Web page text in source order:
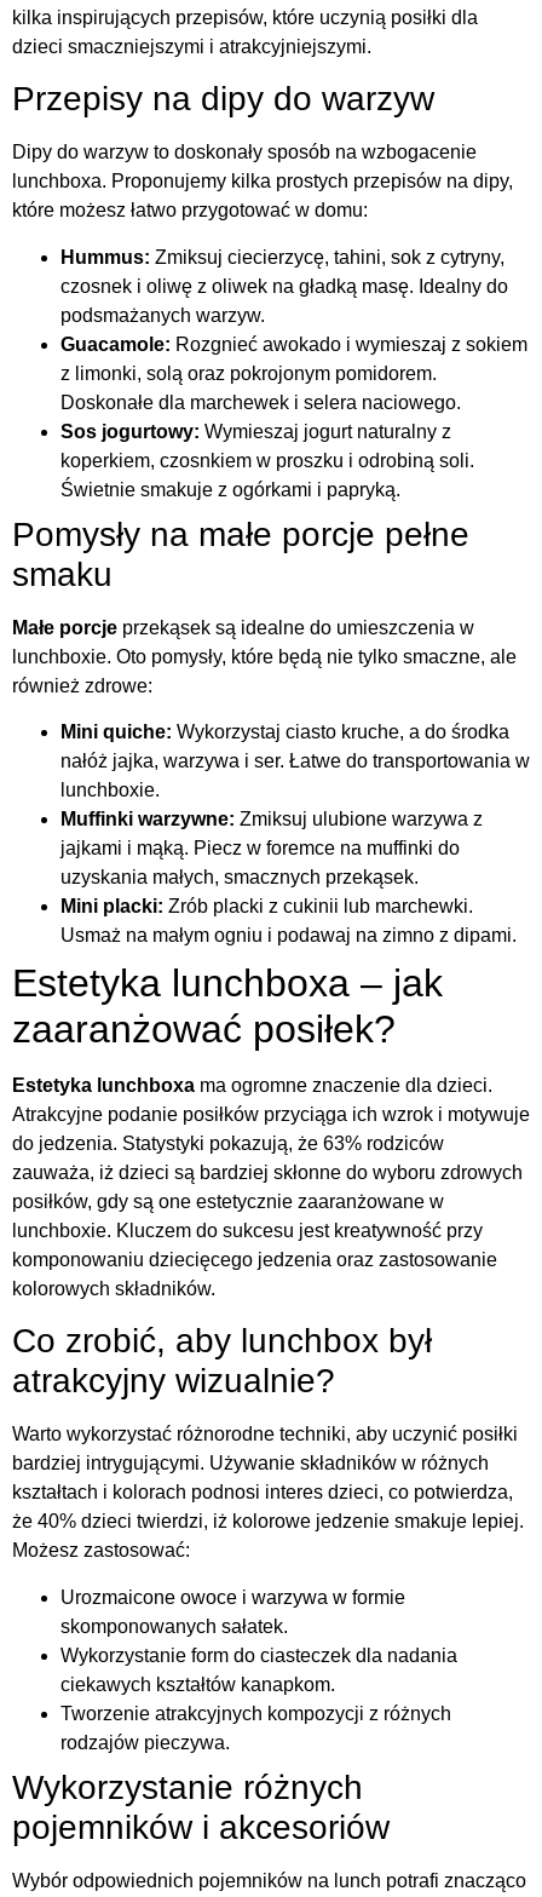
kilka inspirujących przepisów, które uczynią posiłki dla
dzieci smaczniejszymi i atrakcyjniejszymi.
Przepisy na dipy do warzyw
Dipy do warzyw to doskonały sposób na wzbogacenie
lunchboxa. Proponujemy kilka prostych przepisów na dipy,
które możesz łatwo przygotować w domu:
Hummus: Zmiksuj ciecierzycę, tahini, sok z cytryny,
czosnek i oliwę z oliwek na gładką masę. Idealny do
podsmażanych warzyw.
Guacamole: Rozgnieć awokado i wymieszaj z sokiem
z limonki, solą oraz pokrojonym pomidorem.
Doskonałe dla marchewek i selera naciowego.
Sos jogurtowy: Wymieszaj jogurt naturalny z
koperkiem, czosnkiem w proszku i odrobiną soli.
Świetnie smakuje z ogórkami i papryką.
Pomysły na małe porcje pełne
smaku
Małe porcje przekąsek są idealne do umieszczenia w
lunchboxie. Oto pomysły, które będą nie tylko smaczne, ale
również zdrowe:
Mini quiche: Wykorzystaj ciasto kruche, a do środka
nałóż jajka, warzywa i ser. Łatwe do transportowania w
lunchboxie.
Muffinki warzywne: Zmiksuj ulubione warzywa z
jajkami i mąką. Piecz w foremce na muffinki do
uzyskania małych, smacznych przekąsek.
Mini placki: Zrób placki z cukinii lub marchewki.
Usmaż na małym ogniu i podawaj na zimno z dipami.
Estetyka lunchboxa – jak
zaaranżować posiłek?
Estetyka lunchboxa ma ogromne znaczenie dla dzieci.
Atrakcyjne podanie posiłków przyciąga ich wzrok i motywuje
do jedzenia. Statystyki pokazują, że 63% rodziców
zauważa, iż dzieci są bardziej skłonne do wyboru zdrowych
posiłków, gdy są one estetycznie zaaranżowane w
lunchboxie. Kluczem do sukcesu jest kreatywność przy
komponowaniu dziecięcego jedzenia oraz zastosowanie
kolorowych składników.
Co zrobić, aby lunchbox był
atrakcyjny wizualnie?
Warto wykorzystać różnorodne techniki, aby uczynić posiłki
bardziej intrygującymi. Używanie składników w różnych
kształtach i kolorach podnosi interes dzieci, co potwierdza,
że 40% dzieci twierdzi, iż kolorowe jedzenie smakuje lepiej.
Możesz zastosować:
Urozmaicone owoce i warzywa w formie
skomponowanych sałatek.
Wykorzystanie form do ciasteczek dla nadania
ciekawych kształtów kanapkom.
Tworzenie atrakcyjnych kompozycji z różnych
rodzajów pieczywa.
Wykorzystanie różnych
pojemników i akcesoriów
Wybór odpowiednich pojemników na lunch potrafi znacząco